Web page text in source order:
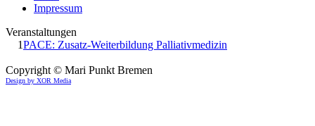
Impressum
Veranstaltungen
1PACE: Zusatz-Weiterbildung Palliativmedizin
Copyright © Mari Punkt Bremen
Design by XOR Media